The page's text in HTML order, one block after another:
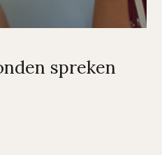
spreken